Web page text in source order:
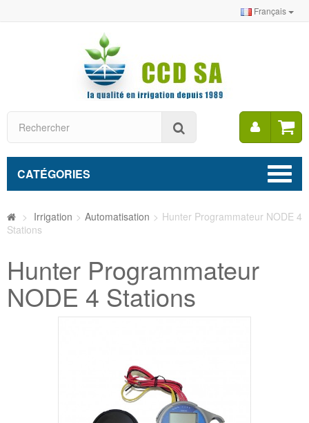
Français
Mon
CATÉGORIES
> Irrigation > Automatisation > Hunter Programmateur NODE 4
Stations
Hunter Programmateur
NODE 4 Stations